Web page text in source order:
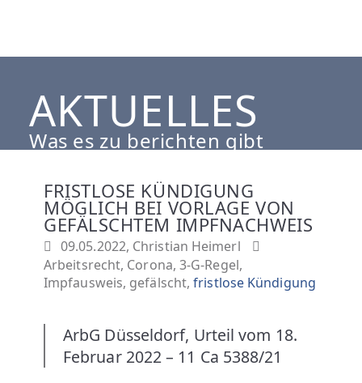
J
H
L
AKTUELLES
Was es zu berichten gibt
FRISTLOSE KÜNDIGUNG
MÖGLICH BEI VORLAGE VON
GEFÄLSCHTEM IMPFNACHWEIS
09.05.2022, Christian Heimerl
Arbeitsrecht, Corona,3-G-Regel,
Impfausweis, gefälscht,fristlose Kündigung
ArbG Düsseldorf, Urteil vom 18.
Februar 2022 – 11 Ca 5388/21